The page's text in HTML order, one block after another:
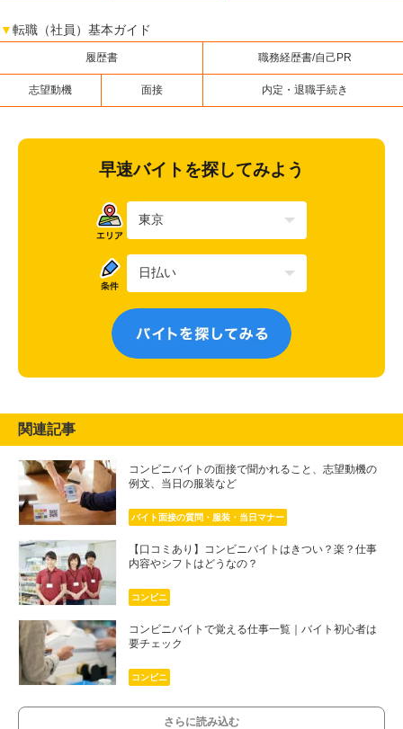
▼転職（社員）基本ガイド
履歴書 職務経歴書/自己PR
志望動機 面接 内定・退職手続き
早速バイトを探してみよう
関連記事
コンビニバイトの面接で聞かれること、志望動機の
例文、当日の服装など
バイト面接の質問・服装・当日マナー
【口コミあり】コンビニバイトはきつい？楽？仕事
内容やシフトはどうなの？
コンビニ
コンビニバイトで覚える仕事一覧｜バイト初心者は
要チェック
コンビニ
さらに読み込む